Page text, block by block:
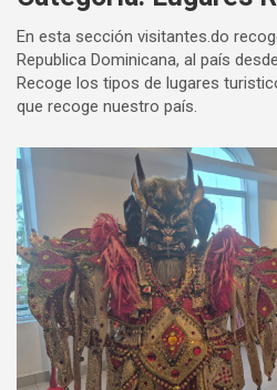
En esta sección visitantes.do
Republica Dominicana, al país
Recoge los tipos de lugares
que recoge nuestro país.